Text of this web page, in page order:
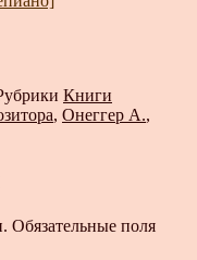
Книги
, Онеггер А.,
Обязательные поля